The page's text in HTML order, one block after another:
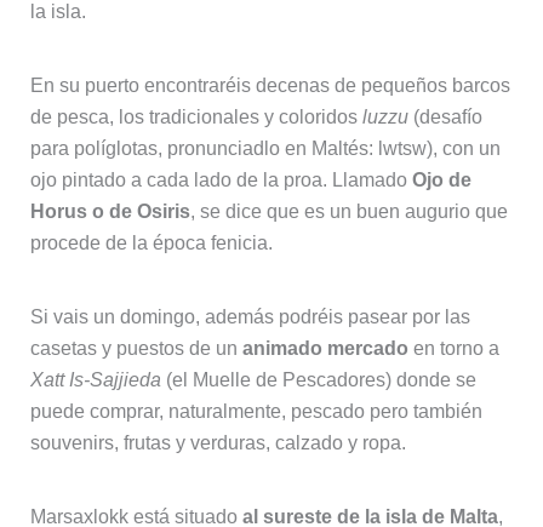
la isla.
En su puerto encontraréis decenas de pequeños barcos
de pesca, los tradicionales y coloridos luzzu(desafío
para políglotas, pronunciadlo en Maltés: lwtsw), con un
ojo pintado a cada lado de la proa. Llamado Ojo de
Horus o de Osiris, se dice que es un buen augurio que
procede de la época fenicia.
Si vais un domingo, además podréis pasear por las
casetas y puestos de un animado mercado en torno a
Xatt Is-Sajjieda (el Muelle de Pescadores) donde se
puede comprar, naturalmente, pescado pero también
souvenirs, frutas y verduras, calzado y ropa.
Marsaxlokk está situado al sureste de la isla de Malta,